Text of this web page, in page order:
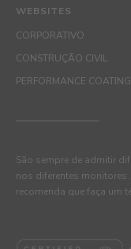
WEBSITES
CORPORATIVO
CONSTRUÇÃO CIVIL
PERFORMANCE
São sempre de admitir
nos diferentes
recomenda que faça um